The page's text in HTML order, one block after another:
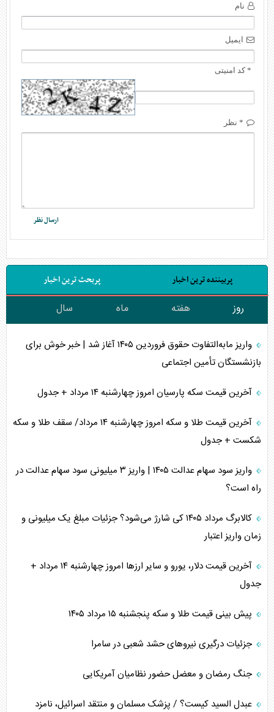
نام
ایمیل
* کد امنیتی
* نظر
پربیننده ترین اخبار پربحث ترین اخبار
روز هفته ماه سال
واریز مابه‌التفاوت حقوق فروردین ۱۴۰۵ آغاز شد | خبر خوش برای
بازنشستگان تأمین اجتماعی
آخرین قیمت سکه پارسیان امروز چهارشنبه ۱۴ مرداد + جدول
آخرین قیمت طلا و سکه امروز چهارشنبه ۱۴ مرداد/ سقف طلا و سکه
شکست + جدول
واریز سود سهام عدالت ۱۴۰۵ | واریز ۳ میلیونی سود سهام عدالت در
راه است؟
کالابرگ مرداد ۱۴۰۵ کی شارژ می‌شود؟ جزئیات مبلغ یک میلیونی و
زمان واریز اعتبار
آخرین قیمت دلار، یورو و سایر ارز‌ها امروز چهارشنبه ۱۴ مرداد +
جدول
پیش بینی قیمت طلا و سکه پنجشنبه ۱۵ مرداد ۱۴۰۵
جزئیات درگیری نیرو‌های حشد شعبی در سامرا
جنگ رمضان و معضل حضور نظامیان آمریکایی
عبدل السید کیست؟ / پزشک مسلمان و منتقد اسرائیل، نامزد